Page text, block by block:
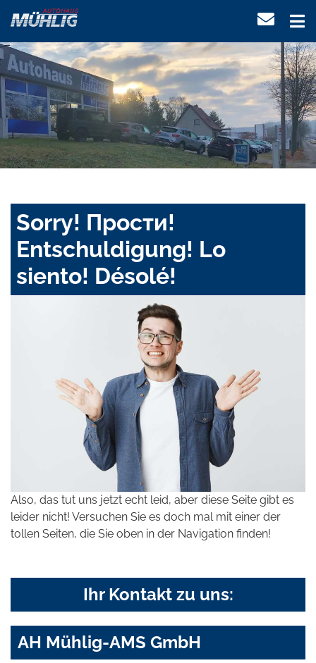
Sorry! Прости!
Entschuldigung! Lo
siento! Désolé!
Also, das tut uns jetzt echt leid, aber diese Seite gibt es
leider nicht! Versuchen Sie es doch mal mit einer der
tollen Seiten, die Sie oben in der Navigation finden!
Ihr Kontakt zu uns:
AH Mühlig-AMS GmbH